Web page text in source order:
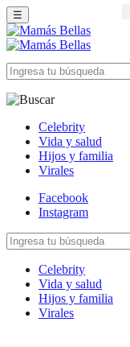
☰
Celebrity
Vida y salud
Hijos y familia
Virales
Facebook
Instagram
Celebrity
Vida y salud
Hijos y familia
Virales